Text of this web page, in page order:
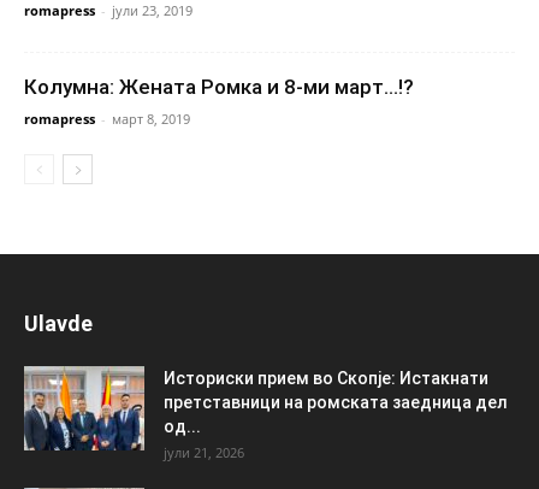
romapress - јули 23, 2019
Колумна: Жената Ромка и 8-ми март…!?
romapress - март 8, 2019
Ulavde
Историски прием во Скопје: Истакнати
претставници на ромската заедница дел
од...
јули 21, 2026